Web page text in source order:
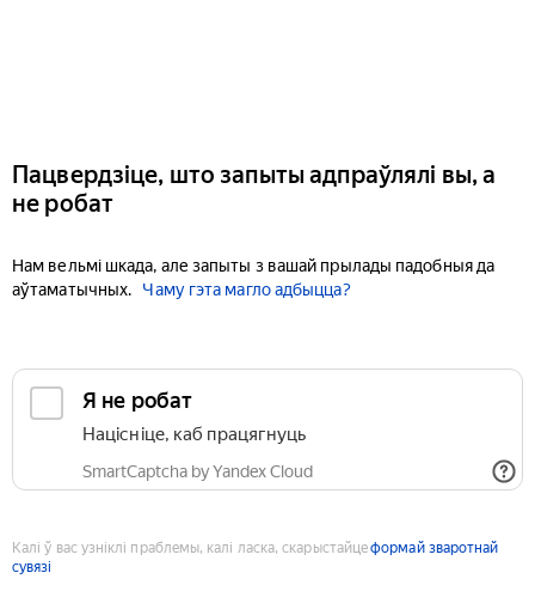
Пацвердзіце, што запыты адпраўлялі вы, а
не робат
Нам вельмі шкада, але запыты з вашай прылады падобныя да
аўтаматычных.
Чаму гэта магло адбыцца?
Я не робат
Націсніце, каб працягнуць
SmartCaptcha by Yandex Cloud
Калі ў вас узніклі праблемы, калі ласка, скарыстайцеформай зваротнай
сувязі